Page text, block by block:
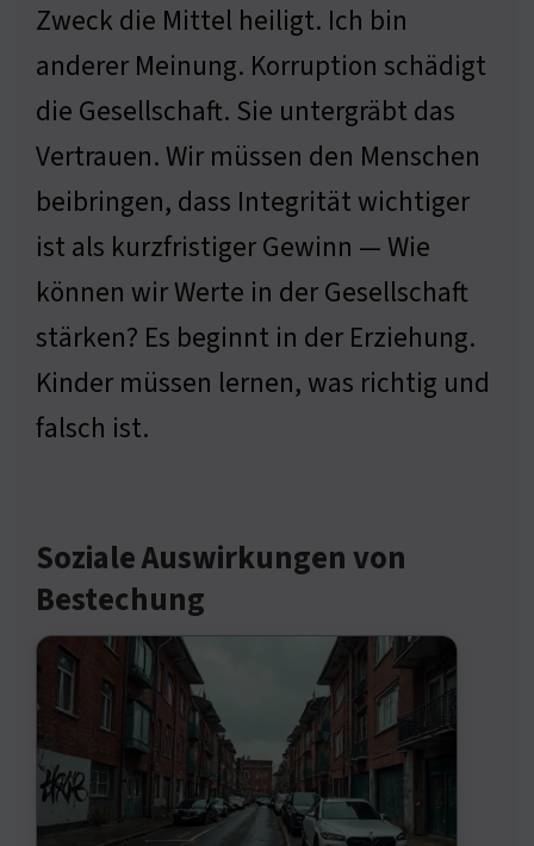
Zweck die Mittel heiligt. Ich bin
anderer Meinung. Korruption schädigt
die Gesellschaft. Sie untergräbt das
Vertrauen. Wir müssen den Menschen
beibringen, dass Integrität wichtiger
ist als kurzfristiger Gewinn — Wie
können wir Werte in der Gesellschaft
stärken? Es beginnt in der Erziehung.
Kinder müssen lernen, was richtig und
falsch ist.
Soziale Auswirkungen von
Bestechung